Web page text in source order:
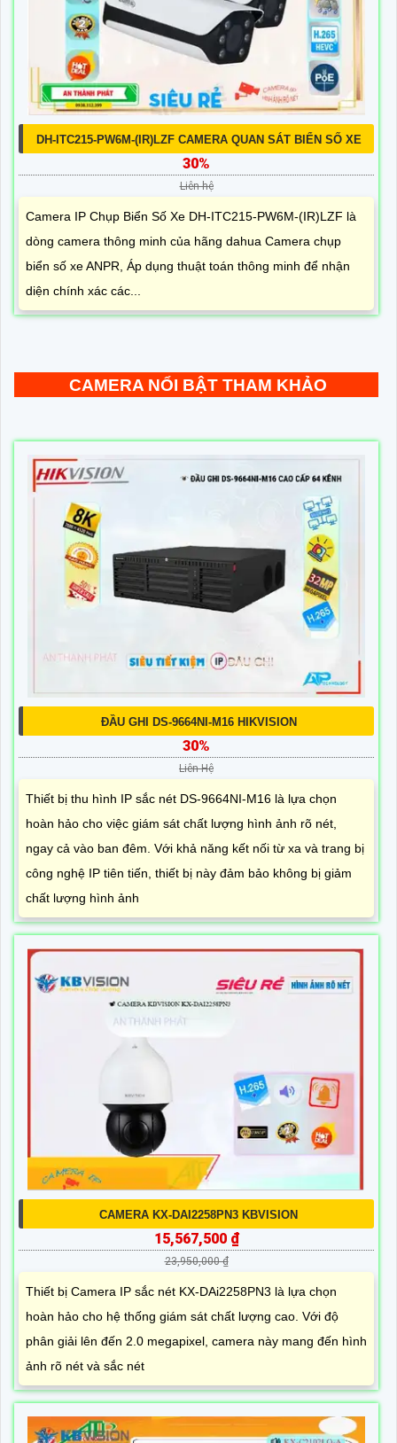
DH-ITC215-PW6M-(IR)LZF CAMERA QUAN SÁT BIỂN SỐ XE
30%
Liên hệ
Camera IP Chụp Biển Số Xe DH-ITC215-PW6M-(IR)LZF là
dòng camera thông minh của hãng dahua Camera chụp
biển số xe ANPR, Áp dụng thuật toán thông minh để nhận
diện chính xác các...
CAMERA NỔI BẬT THAM KHẢO
ĐẦU GHI DS-9664NI-M16 HIKVISION
30%
Liên Hệ
Thiết bị thu hình IP sắc nét DS-9664NI-M16 là lựa chọn
hoàn hảo cho việc giám sát chất lượng hình ảnh rõ nét,
ngay cả vào ban đêm. Với khả năng kết nối từ xa và trang bị
công nghệ IP tiên tiến, thiết bị này đảm bảo không bị giảm
chất lượng hình ảnh
CAMERA KX-DAI2258PN3 KBVISION
15,567,500 ₫
23,950,000 ₫
Thiết bị Camera IP sắc nét KX-DAi2258PN3 là lựa chọn
hoàn hảo cho hệ thống giám sát chất lượng cao. Với độ
phân giải lên đến 2.0 megapixel, camera này mang đến hình
ảnh rõ nét và sắc nét